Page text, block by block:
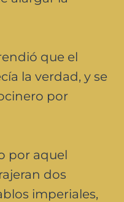
que el
la verdad, y se
por
por aquel
dos
imperiales,